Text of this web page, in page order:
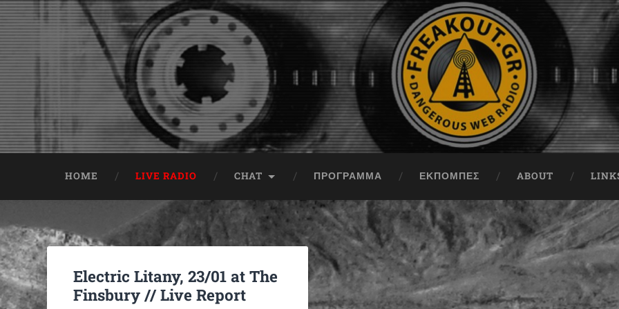
HOME LIVE RADIO CHAT ΠΡΟΓΡΑΜΜΑ ΕΚΠΟΜΠΈΣ ABOUT
Electric Litany, 23/01 at The
Finsbury // Live Report